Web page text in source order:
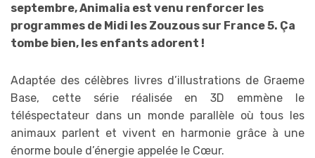
septembre, Animalia est venu renforcer les
programmes de Midi les Zouzous sur France 5. Ça
tombe bien, les enfants adorent !
Adaptée des célèbres livres d’illustrations de Graeme
Base, cette série réalisée en 3D emmène le
téléspectateur dans un monde parallèle où tous les
animaux parlent et vivent en harmonie grâce à une
énorme boule d’énergie appelée le Cœur.